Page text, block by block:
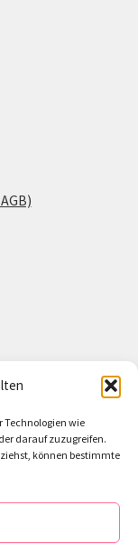
Technologien wie
darauf zuzugreifen.
können bestimmte